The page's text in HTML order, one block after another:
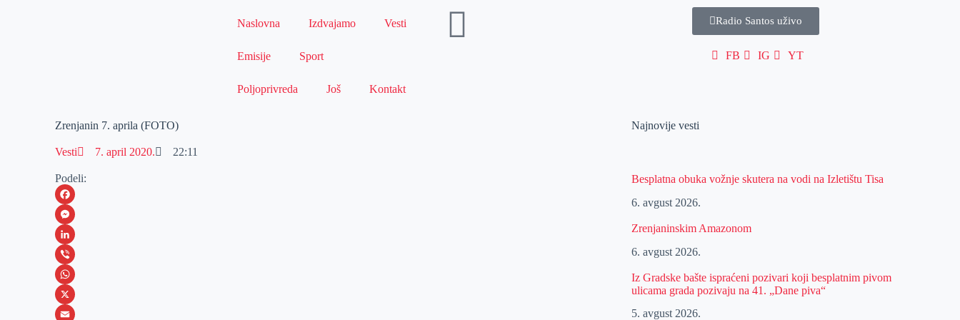
Naslovna Izdvajamo Vesti
Emisije Sport
Poljoprivreda Još Kontakt
Radio Santos uživo
FB IG YT
Zrenjanin 7. aprila (FOTO)
Vesti 7. april 2020. 22:11
Podeli:
F
a
c
e
b
o
M
e
s
s
e
L
i
n
k
V
i
b
W
h
X
Najnovije vesti
Besplatna obuka vožnje skutera na vodi na Izletištu Tisa
6. avgust 2026.
Zrenjaninskim Amazonom
6. avgust 2026.
Iz Gradske bašte ispraćeni pozivari koji besplatnim pivom
ulicama grada pozivaju na 41. „Dane piva“
5. avgust 2026.